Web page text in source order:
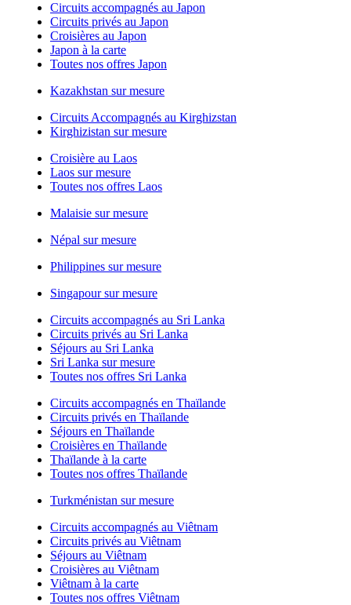
Circuits accompagnés au Japon
Circuits privés au Japon
Croisières au Japon
Japon à la carte
Toutes nos offres Japon
Kazakhstan sur mesure
Circuits Accompagnés au Kirghizstan
Kirghizistan sur mesure
Croisière au Laos
Laos sur mesure
Toutes nos offres Laos
Malaisie sur mesure
Népal sur mesure
Philippines sur mesure
Singapour sur mesure
Circuits accompagnés au Sri Lanka
Circuits privés au Sri Lanka
Séjours au Sri Lanka
Sri Lanka sur mesure
Toutes nos offres Sri Lanka
Circuits accompagnés en Thaïlande
Circuits privés en Thaïlande
Séjours en Thaïlande
Croisières en Thaïlande
Thaïlande à la carte
Toutes nos offres Thaïlande
Turkménistan sur mesure
Circuits accompagnés au Viêtnam
Circuits privés au Viêtnam
Séjours au Viêtnam
Croisières au Viêtnam
Viêtnam à la carte
Toutes nos offres Viêtnam